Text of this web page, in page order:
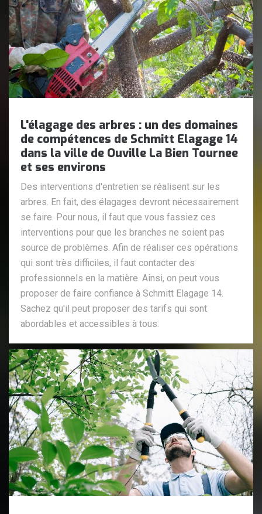
L'élagage des arbres : un des domaines
de compétences de Schmitt Elagage 14
dans la ville de Ouville La Bien Tournee
et ses environs
Des interventions d'entretien se réalisent sur les
arbres. En fait, des élagages devront nécessairement
se faire. Pour nous, il faut que vous fassiez ces
interventions pour que les branches ne soient pas
source de problèmes. Afin de réaliser ces opérations
qui sont très difficiles, il faut contacter des
professionnels en la matière. Ainsi, on peut vous
proposer de faire confiance à Schmitt Elagage 14.
Sachez qu'il peut proposer des tarifs qui sont
abordables et accessibles à tous.